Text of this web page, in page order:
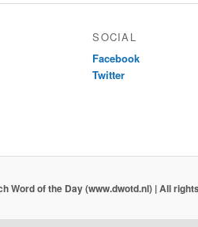
SOCIAL
Facebook
Twitter
Word of the Day (www.dwotd.nl) | All